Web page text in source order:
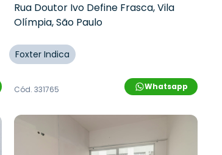
Rua Doutor Ivo Define Frasca,Vila
Olímpia,São Paulo
Foxter Indica
Whatsapp
Cód. 331765
405.000,00
364.500,00